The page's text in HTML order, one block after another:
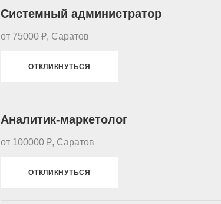
Системный администратор
от 75000 ₽, Саратов
ОТКЛИКНУТЬСЯ
Аналитик-маркетолог
от 100000 ₽, Саратов
ОТКЛИКНУТЬСЯ